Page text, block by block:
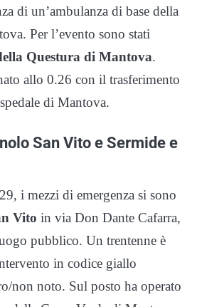
di un’ambulanza di base della
Per l’evento sono stati
Questura di Mantova.
allo 0.26 con il trasferimento
di Mantova.
San Vito e Sermide e
i mezzi di emergenza si sono
Vito in via Don Dante Cafarra,
pubblico. Un trentenne è
in codice giallo
non noto. Sul posto ha operato